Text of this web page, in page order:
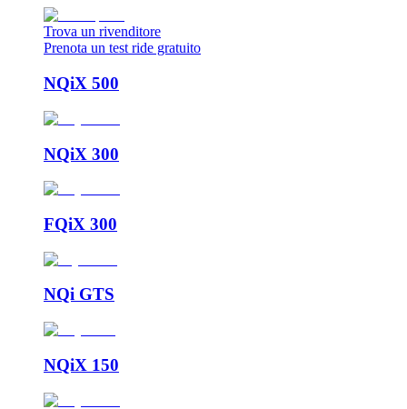
Trova un rivenditore
Prenota un test ride gratuito
NQiX 500
NQiX 300
FQiX 300
NQi GTS
NQiX 150